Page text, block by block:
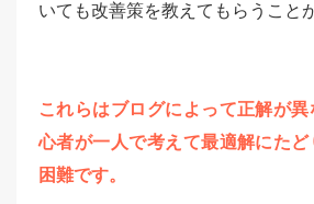
いても改善策を教えてもらうこと
これらはブログによって正解が
心者が一人で考えて最適解にたど
困難です。